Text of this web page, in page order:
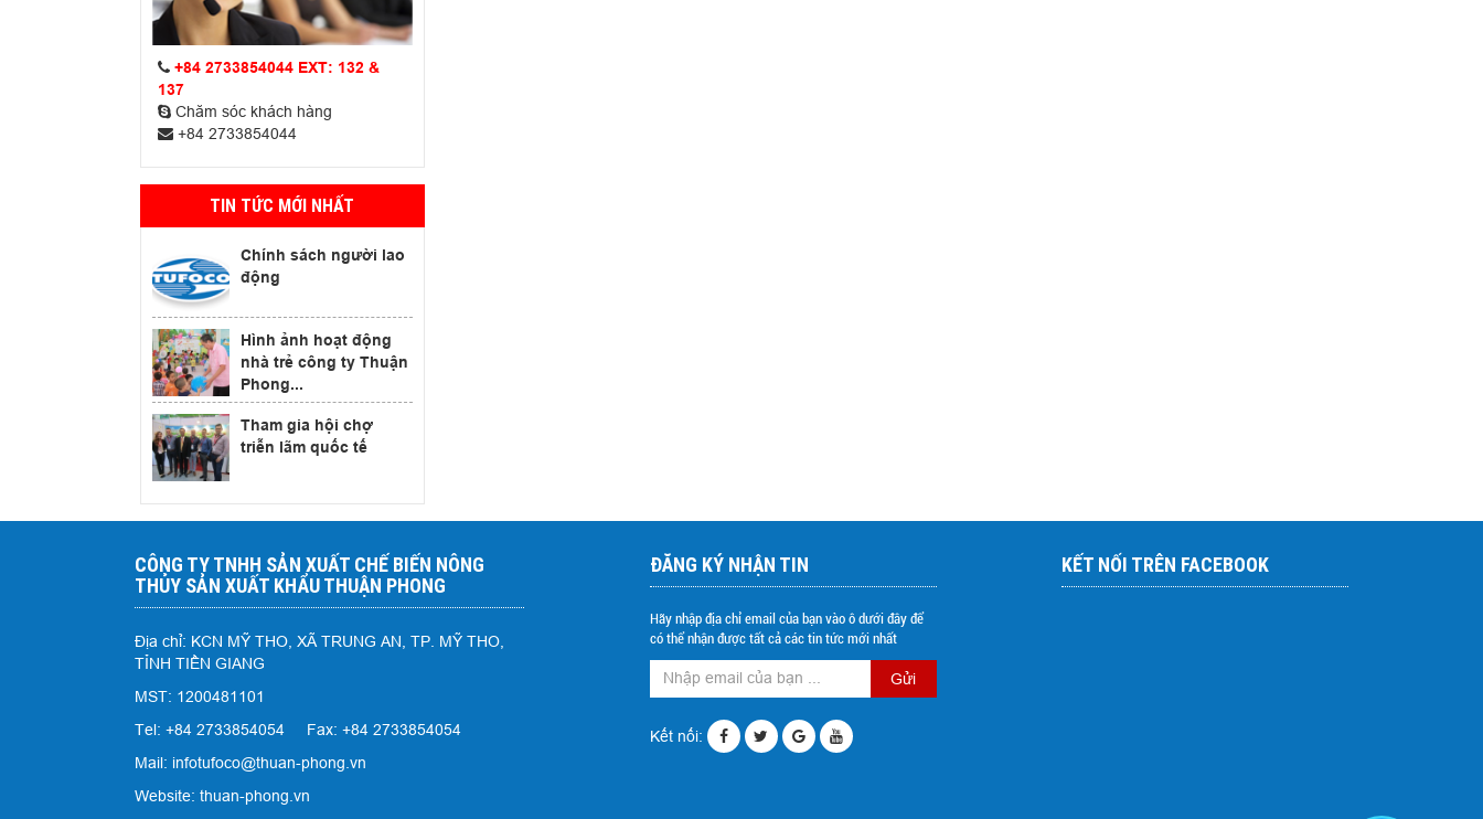
+84 2733854044 EXT: 132 &
137
Chăm sóc khách hàng
+84 2733854044
TIN TỨC MỚI NHẤT
Chính sách người lao
động
Hình ảnh hoạt động
nhà trẻ công ty Thuận
Phong...
Tham gia hội chợ
triễn lãm quốc tế
CÔNG TY TNHH SẢN XUẤT CHẾ BIẾN NÔNG
THỦY SẢN XUẤT KHẨU THUẬN PHONG
Địa chỉ: KCN MỸ THO, XÃ TRUNG AN, TP. MỸ THO,
TỈNH TIỀN GIANG
MST: 1200481101
Tel: +84 2733854054 Fax: +84 2733854054
Mail: infotufoco@thuan-phong.vn
Website: thuan-phong.vn
ĐĂNG KÝ NHẬN TIN
Hãy nhập địa chỉ email của bạn vào ô dưới đây để
có thể nhận được tất cả các tin tức mới nhất
Gửi
Kết nối:
KẾT NỐI TRÊN FACEBOOK